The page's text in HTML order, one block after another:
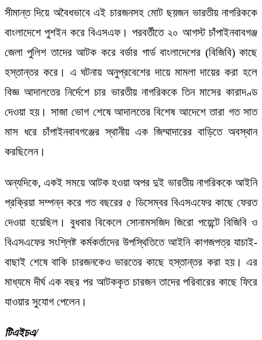
সীমান্ত দিয়ে অবৈধভাবে এই চারজনসহ মোট ছয়জন ভারতীয় নাগরিককে
বাংলাদেশে পুশইন করে বিএসএফ। পরবর্তীতে ২০ আগস্ট চাঁপাইনবাবগঞ্জ
জেলা পুলিশ তাদের আটক করে বর্ডার গার্ড বাংলাদেশের (বিজিবি) কাছে
হস্তান্তর করে। এ ঘটনায় অনুপ্রবেশের দায়ে মামলা দায়ের করা হলে
বিজ্ঞ আদালতের নির্দেশে চার ভারতীয় নাগরিককে তিন মাসের কারাদণ্ড
দেওয়া হয়। সাজা ভোগ শেষে আদালতের বিশেষ আদেশে তারা গত সাত
মাস ধরে চাঁপাইনবাবগঞ্জের স্থানীয় এক জিম্মাদারের বাড়িতে অবস্থান
করছিলেন।
অন্যদিকে, একই সময়ে আটক হওয়া অপর দুই ভারতীয় নাগরিককে আইনি
প্রক্রিয়া সম্পন্ন করে গত বছরের ৫ ডিসেম্বর বিএসএফের কাছে ফেরত
দেওয়া হয়েছিল। বুধবার বিকেলে সোনামসজিদ জিরো পয়েন্টে বিজিবি ও
বিএসএফের সংশ্লিষ্ট কর্মকর্তাদের উপস্থিতিতে আইনি কাগজপত্র যাচাই-
বাছাই শেষে বাকি চারজনকেও ভারতের কাছে হস্তান্তর করা হয়। এর
মাধ্যমে দীর্ঘ এক বছর পর আটককৃত চারজন তাদের পরিবারের কাছে ফিরে
যাওয়ার সুযোগ পেলেন।
টিএইচএ/